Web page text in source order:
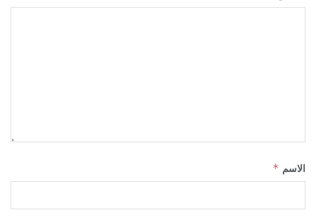
الاسم *